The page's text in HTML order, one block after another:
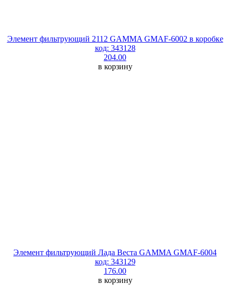
Элемент фильтрующий 2112 GAMMA GMAF-6002 в коробке
код: 343128
204.00
в корзину
Элемент фильтрующий Лада Веста GAMMA GMAF-6004
код: 343129
176.00
в корзину